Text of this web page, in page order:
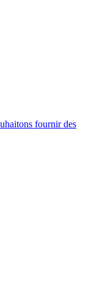
fournir des